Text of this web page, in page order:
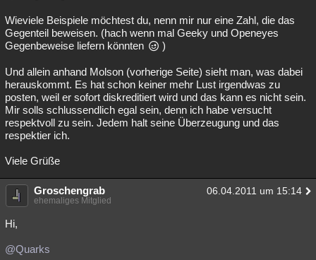
Wieviele Beispiele möchtest du, nenn mir nur eine Zahl, die das
Gegenteil beweisen. (hach wenn mal Geeky und Openeyes
Gegenbeweise liefern könnten
)
Und allein anhand Molson (vorherige Seite) sieht man, was dabei
herauskommt. Es hat schon keiner mehr Lust irgendwas zu
posten, weil er sofort diskreditiert wird und das kann es nicht sein.
Mir solls schlussendlich egal sein, denn ich habe versucht
respektvoll zu sein. Jedem halt seine Überzeugung und das
respektier ich.
Viele Grüße
Groschengrab 06.04.2011 um 15:14
ehemaliges Mitglied
Hi,
@Quarks